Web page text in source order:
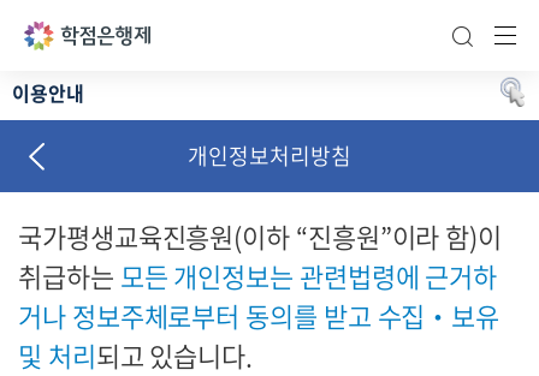
통합검색
주
이용안내
시도교육청
이용약관
개인정보처리방침
사이트맵
개인정보처리방침
국가평생교육진흥원(이하 “진흥원”이라 함)이
취급하는 모든 개인정보는 관련법령에 근거하
거나 정보주체로부터 동의를 받고 수집‧보유
및 처리되고 있습니다.